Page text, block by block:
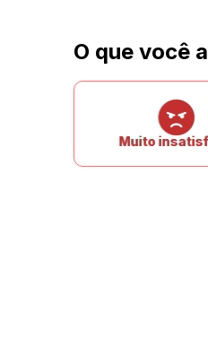
O que você
Muito